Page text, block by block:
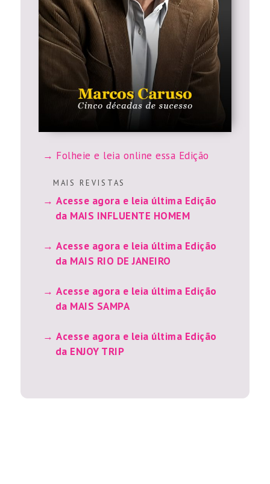
Folheie e leia online essa Edição
M A I S R E V I S T A S
Acesse agora e leia última Edição
da MAIS INFLUENTE HOMEM
Acesse agora e leia última Edição
da MAIS RIO DE JANEIRO
Acesse agora e leia última Edição
da MAIS SAMPA
Acesse agora e leia última Edição
da ENJOY TRIP